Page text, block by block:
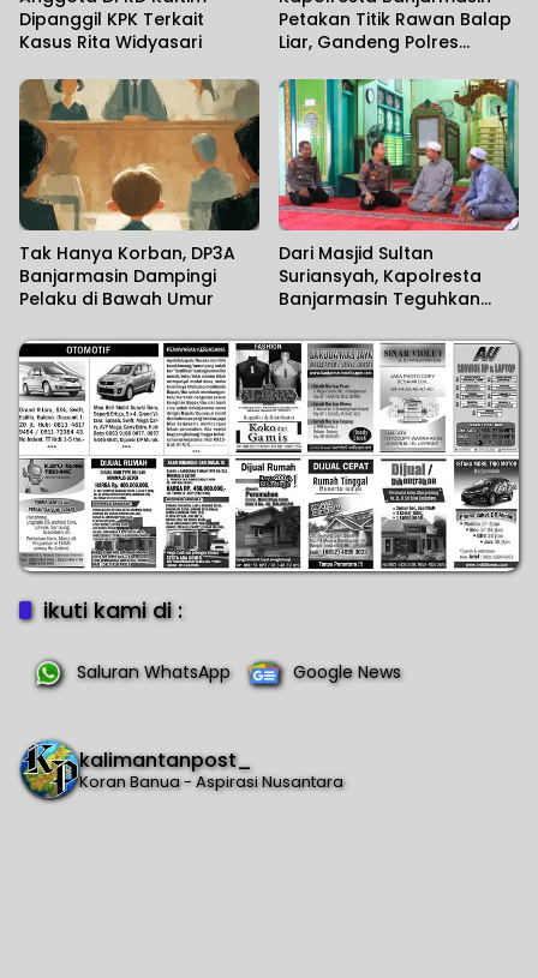
Dipanggil KPK Terkait
Kasus Rita Widyasari
Petakan Titik Rawan Balap
Liar, Gandeng Polres
Pencegahan
Tak Hanya Korban, DP3A
Banjarmasin Dampingi
Pelaku di Bawah Umur
Dari Masjid Sultan
Suriansyah, Kapolresta
Banjarmasin Teguhkan
Masyarakat
ikuti kami di :
Saluran WhatsApp Google News
kalimantanpost_
Koran Banua - Aspirasi Nusantara